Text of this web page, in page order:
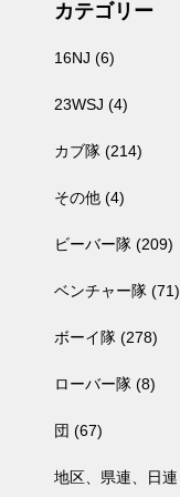
カテゴリー
16NJ (6)
23WSJ (4)
カブ隊 (214)
その他 (4)
ビーバー隊 (209)
ベンチャー隊 (71)
ボーイ隊 (278)
ローバー隊 (8)
団 (67)
地区、県連、日連